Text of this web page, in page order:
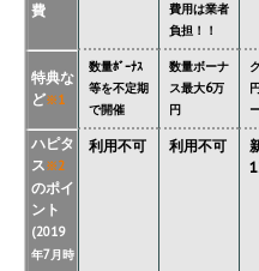
費
費用は業者
負担！！
特典な
ど※1
数量ﾎﾞｰﾅｽ
等を不定期
で開催
数量ボーナ
ス最大6万
円
ハピタ
ス※2
のポイ
ント
(2019
年7月時
利用不可 利用不可